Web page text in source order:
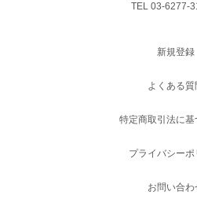
TEL 03-6277-
新規登録
よくある質
特定商取引法に基
プライバシーポ
お問い合わ